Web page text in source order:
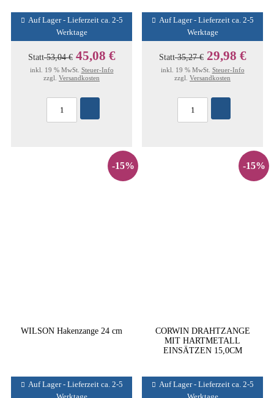
Auf Lager - Lieferzeit ca. 2-5
Werktage
Statt53,04 € 45,08 €
inkl. 19 % MwSt. Steuer-Info
zzgl. Versandkosten
Auf Lager - Lieferzeit ca. 2-5
Werktage
Statt35,27 € 29,98 €
inkl. 19 % MwSt. Steuer-Info
zzgl. Versandkosten
-15%
WILSON Hakenzange 24 cm
Auf Lager - Lieferzeit ca. 2-5
-15%
CORWIN DRAHTZANGE
MIT HARTMETALL
EINSÄTZEN 15,0CM
Auf Lager - Lieferzeit ca. 2-5